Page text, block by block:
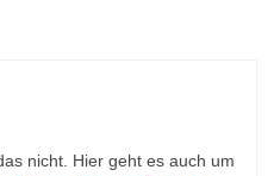
nicht. Hier geht es auch um